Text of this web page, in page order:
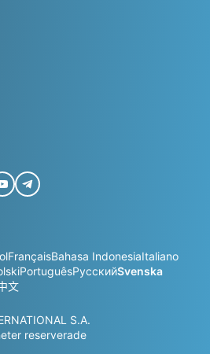
FrançaisBahasa IndonesiaItaliano
PortuguêsРусскийSvenska
文
S.A.
reserverade